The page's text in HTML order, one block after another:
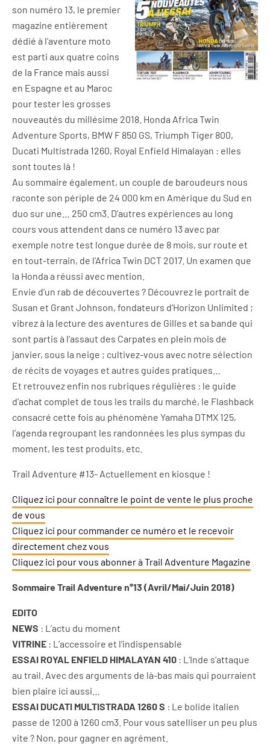
son numéro 13, le premier
magazine entièrement
dédié à l’aventure moto
est parti aux quatre coins
de la France mais aussi
en Espagne et au Maroc
pour tester les grosses
nouveautés du millésime 2018. Honda Africa Twin
Adventure Sports, BMW F 850 GS, Triumph Tiger 800,
Ducati Multistrada 1260, Royal Enfield Himalayan : elles
sont toutes là !
Au sommaire également, un couple de baroudeurs nous
raconte son périple de 24 000 km en Amérique du Sud en
duo sur une… 250 cm3. D’autres expériences au long
cours vous attendent dans ce numéro 13 avec par
exemple notre test longue durée de 8 mois, sur route et
en tout-terrain, de l’Africa Twin DCT 2017. Un examen que
la Honda a réussi avec mention.
Envie d’un rab de découvertes ? Découvrez le portrait de
Susan et Grant Johnson, fondateurs d’Horizon Unlimited ;
vibrez à la lecture des aventures de Gilles et sa bande qui
sont partis à l’assaut des Carpates en plein mois de
janvier, sous la neige ; cultivez-vous avec notre sélection
de récits de voyages et autres guides pratiques…
Et retrouvez enfin nos rubriques régulières : le guide
d’achat complet de tous les trails du marché, le Flashback
consacré cette fois au phénomène Yamaha DTMX 125,
l’agenda regroupant les randonnées les plus sympas du
moment, les test produits, etc.
Trail Adventure #13- Actuellement en kiosque !
Cliquez ici pour connaître le point de vente le plus proche
de vous
Cliquez ici pour commander ce numéro et le recevoir
directement chez vous
Cliquez ici pour vous abonner à Trail Adventure Magazine
Sommaire Trail Adventure n°13 (Avril/Mai/Juin 2018)
EDITO
NEWS : L’actu du moment
VITRINE : L’accessoire et l’indispensable
ESSAI ROYAL ENFIELD HIMALAYAN 410 : L‘Inde s’attaque
au trail. Avec des arguments de là-bas mais qui pourraient
bien plaire ici aussi…
ESSAI DUCATI MULTISTRADA 1260 S : Le bolide italien
passe de 1200 à 1260 cm3. Pour vous satelliser un peu plus
vite ? Non, pour gagner en agrément.